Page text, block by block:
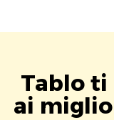
Tablo ti
ai